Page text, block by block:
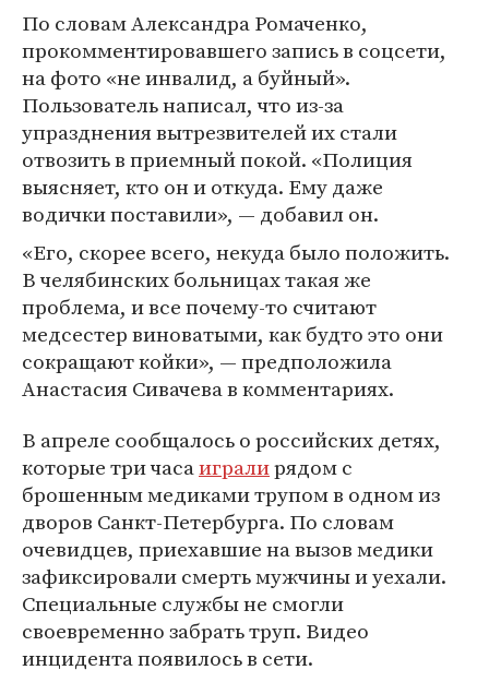
По словам Александра Ромаченко,
прокомментировавшего запись в соцсети,
на фото «не инвалид, а буйный».
Пользователь написал, что из-за
упразднения вытрезвителей их стали
отвозить в приемный покой. «Полиция
выясняет, кто он и откуда. Ему даже
водички поставили», — добавил он.
«Его, скорее всего, некуда было положить.
В челябинских больницах такая же
проблема, и все почему-то считают
медсестер виноватыми, как будто это они
сокращают койки», — предположила
Анастасия Сивачева в комментариях.
В апреле сообщалось о российских детях,
которые три часаигралирядом с
брошенным медиками трупом в одном из
дворов Санкт-Петербурга. По словам
очевидцев, приехавшие на вызов медики
зафиксировали смерть мужчины и уехали.
Специальные службы не смогли
своевременно забрать труп. Видео
инцидента появилось в сети.